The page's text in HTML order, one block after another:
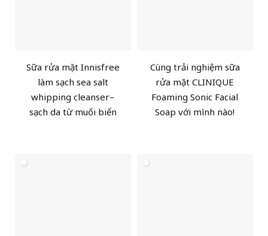
Sữa rửa mặt Innisfree
làm sạch sea salt
whipping cleanser–
sạch da từ muối biển
Cùng trải nghiệm sữa
rửa mặt CLINIQUE
Foaming Sonic Facial
Soap với mình nào!